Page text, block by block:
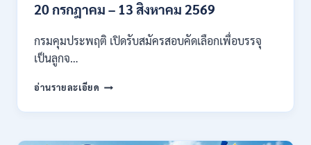
อื่นๆ
ไม่
ภาค
ของ
/
20 กรกฎาคม – 13 สิงหาคม 2569
กรมคุมประพฤติ เปิดรับสมัครสอบคัดเลือกเพื่อบรรจุ
เป็นลูกจ…
อ่านรายละเอียด กรม
ประพฤติ
รับ